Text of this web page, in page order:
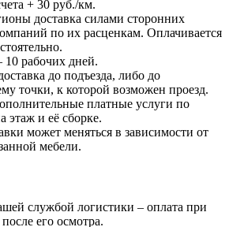
+ 30 руб./км.
доставка силами сторонних
по их расценкам. Оплачивается
10 рабочих дней.
до подъезда, либо до
точки, к которой возможен проезд.
платные услуги по
этаж и её сборке.
может меняться в зависимости от
мебели.
службой логистики – оплата при
его осмотра.